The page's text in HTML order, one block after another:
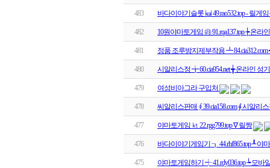
483 바다이야기슬롯 ㎉ 49.rao532.top - 릴게
482 10원야마토게임 ㉱ 91.rqa137.top ┾ 온라
481 정품 조루방지제부작용 ┻
480 시알리스정 ╈ 60.cia954.net ╈ 온라인 성
479 여성비아그라 구입처
478 씨알리스판매 ∮ 39.cia158.com ∮ 시알리
477 야마토게임 ㏏ 22.rgg799.top ∇ 릴짱
476 바다이야기게임기 ┒ 44.rhf865.top ┸ 야
475 야마토게임하기 ┽ 41.rdy036.top ┶ 모바